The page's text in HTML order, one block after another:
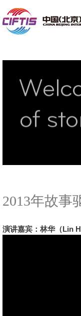
2013年故事
演讲嘉宾：林华（Lin